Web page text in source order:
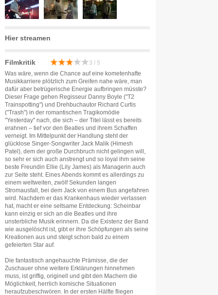
Hier streamen
Filmkritik 3 / 5
Was wäre, wenn die Chance auf eine kometenhafte
Musikkarriere plötzlich zum Greifen nahe wäre, man
dafür aber betrügerische Energie aufbringen müsste?
Dieser Frage gehen Regisseur Danny Boyle ("T2
Trainspotting") und Drehbuchautor Richard Curtis
("Trash") in der romantischen Tragikomödie
"Yesterday" nach, die sich – der Titel lässt es bereits
erahnen – tief vor den Beatles und ihrem Schaffen
verneigt. Im Mittelpunkt der Handlung steht der
glücklose Singer-Songwriter Jack Malik (Himesh
Patel), dem der große Durchbruch nicht gelingen will,
so sehr er sich auch anstrengt und so loyal ihm seine
beste Freundin Ellie (Lily James) als Managerin auch
zur Seite steht. Eines Abends kommt es allerdings zu
einem weltweiten, zwölf Sekunden langen
Stromausfall, bei dem Jack von einem Bus angefahren
wird. Nachdem er das Krankenhaus wieder verlassen
hat, macht er eine seltsame Entdeckung: Scheinbar
kann einzig er sich an die Beatles und ihre
unsterbliche Musik erinnern. Da die Existenz der Band
wie ausgelöscht ist, gibt er ihre Schöpfungen als seine
Kreationen aus und steigt schon bald zu einem
gefeierten Star auf.
Die fantastisch angehauchte Prämisse, die der
Zuschauer ohne weitere Erklärungen hinnehmen
muss, ist griffig, originell und gibt den Machern die
Möglichkeit, herrlich komische Situationen
heraufzubeschwören. In der ersten Hälfte fliegen